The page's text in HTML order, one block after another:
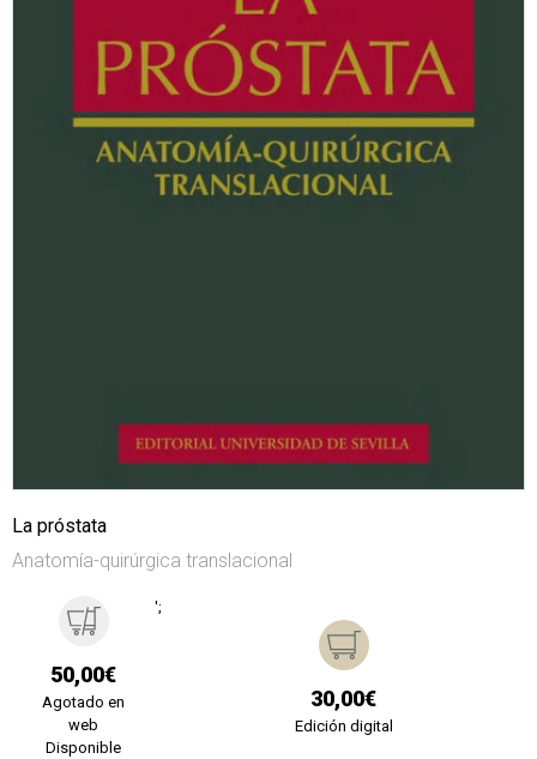
La próstata
Anatomía-quirúrgica translacional
50,00€
Agotado en
web
Disponible
';
30,00€
Edición digital